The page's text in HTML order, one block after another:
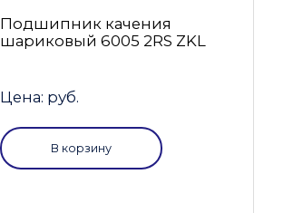
Подшипник качения
шариковый 6005 2RS ZKL
Цена: руб.
В корзину